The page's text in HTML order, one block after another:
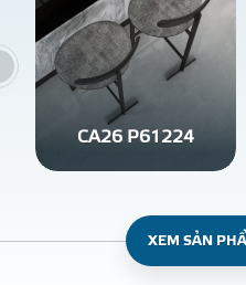
CA26 P61224
XEM SẢN